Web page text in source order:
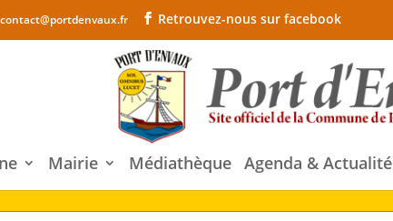
contact@portdenvaux.fr Retrouvez-nous sur facebook
Mairie Médiathèque Agenda & Actualité